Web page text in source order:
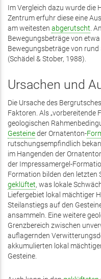
Im Vergleich dazu wurde die
Zentrum erfuhr diese eine
am weitesten abgerutscht.
Bewegungsbeträge von
Bewegungsbeträge von
(Schädel & Stober, 1988).
Ursachen und
Die Ursache des
Faktoren. Als „vorbereitende
geologischen
Gesteineder Ornatenton-
rutschungsempfindlich
im Hangenden der
der Impressamergel-
Formation bilden den letzten
geklüftet, was lokale
Liefergebiet lokal mächtiger
Steilanstiegs auf den
ansammeln. Eine weitere
Grenzbereich zwischen
auflagernden
akkumulierten lokal
Gesteine.